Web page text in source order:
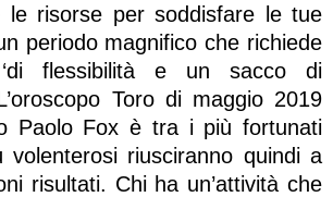
le risorse per soddisfare le tue
periodo magnifico che richiede
flessibilità e un sacco di
Toro di maggio 2019
Paolo Fox è tra i più fortunati
volenterosi riusciranno quindi a
risultati. Chi ha un’attività che